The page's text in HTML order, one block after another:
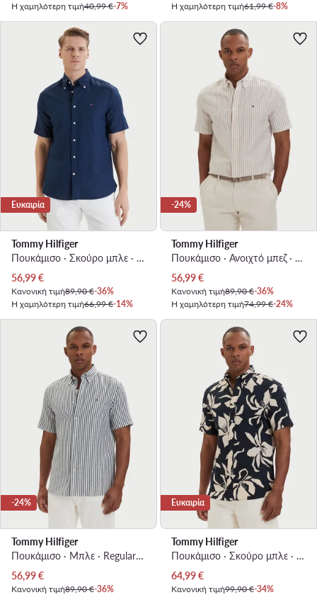
Η χαμηλότερη τιμή40,99 €-7%
Η χαμηλότερη τιμή61,99 €-8%
Ευκαιρία
Tommy Hilfiger
Πουκάμισο · Σκούρο μπλε · Regular Fit
Τρέχουσα τιμή
56,99€
Κανονική τιμή89,90 €-36%
Η χαμηλότερη τιμή66,99 €-14%
-24%
Tommy Hilfiger
Πουκάμισο · Ανοιχτό μπεζ · Regular Fit
Τρέχουσα τιμή
56,99€
Κανονική τιμή89,90 €-36%
Η χαμηλότερη τιμή74,99 €-24%
-24%
Tommy Hilfiger
Πουκάμισο · Μπλε · Regular Fit
Τρέχουσα τιμή
56,99€
Κανονική τιμή89,90 €-36%
Ευκαιρία
Tommy Hilfiger
Πουκάμισο · Σκούρο μπλε · Regular Fit
Τρέχουσα τιμή
64,99€
Κανονική τιμή99,90 €-34%